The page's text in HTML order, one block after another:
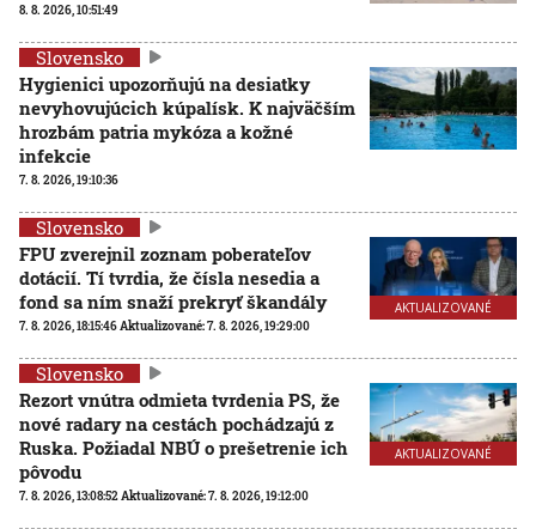
8. 8. 2026, 10:51:49
Slovensko
Hygienici upozorňujú na desiatky
nevyhovujúcich kúpalísk. K najväčším
hrozbám patria mykóza a kožné
infekcie
7. 8. 2026, 19:10:36
AKTUALIZOVANÉ
Slovensko
FPU zverejnil zoznam poberateľov
dotácií. Tí tvrdia, že čísla nesedia a
fond sa ním snaží prekryť škandály
7. 8. 2026, 18:15:46Aktualizované:7. 8. 2026, 19:29:00
AKTUALIZOVANÉ
Slovensko
Rezort vnútra odmieta tvrdenia PS, že
nové radary na cestách pochádzajú z
Ruska. Požiadal NBÚ o prešetrenie ich
pôvodu
7. 8. 2026, 13:08:52Aktualizované:7. 8. 2026, 19:12:00